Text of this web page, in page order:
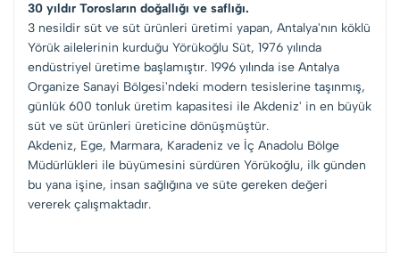
30 yıldır Torosların doğallığı ve saflığı.
3 nesildir süt ve süt ürünleri üretimi yapan, Antalya'nın köklü
Yörük ailelerinin kurduğu Yörükoğlu Süt, 1976 yılında
endüstriyel üretime başlamıştır. 1996 yılında ise Antalya
Organize Sanayi Bölgesi'ndeki modern tesislerine taşınmış,
günlük 600 tonluk üretim kapasitesi ile Akdeniz' in en büyük
süt ve süt ürünleri üreticine dönüşmüştür.
Akdeniz, Ege, Marmara, Karadeniz ve İç Anadolu Bölge
Müdürlükleri ile büyümesini sürdüren Yörükoğlu, ilk günden
bu yana işine, insan sağlığına ve süte gereken değeri
vererek çalışmaktadır.